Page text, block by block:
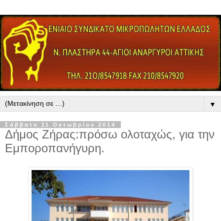
▼
Σάββατο 11 Οκτωβρίου 2014
Δήμος Ζήρας:πρόσω ολοταχώς, για την
Εμποροπανήγυρη.